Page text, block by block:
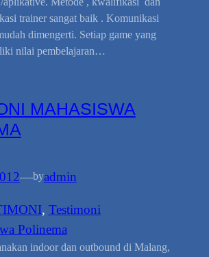
trainer sangat baik . Komunikasi
dimengerti. Setiap game yang
nilai pembelajaran…
MAHASISWA
—byadmin
, Testimoni
Polinema
indoor dan outbound di Malang,